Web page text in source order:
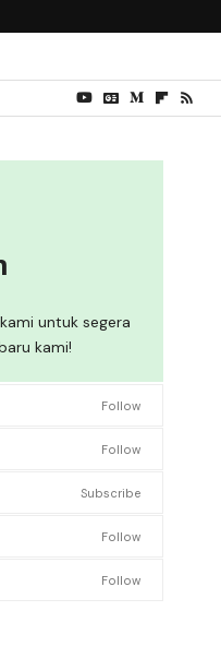
untuk segera
kami!
Follow
Follow
Subscribe
Follow
Follow